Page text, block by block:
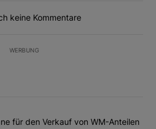
keine Kommentare
WERBUNG
der am meisten kommentierten
Titel "Fifa verwirft Pläne für den
für den Verkauf von WM-Anteilen